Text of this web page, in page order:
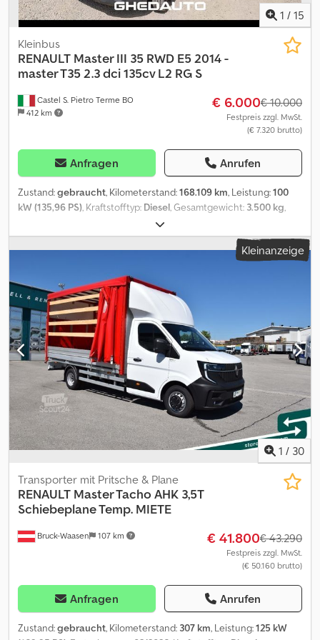
1 / 15
Castel S. Pietro Terme BO
412 km
Kleinbus
RENAULT Master III 35 RWD E5 2014 -
master T35 2.3 dci 135cv L2 RG S
€ 6.000€ 10.000
Festpreis zzgl. MwSt.
(€ 7.320 brutto)
Anfragen Anrufen
Zustand:gebraucht, Kilometerstand:168.109 km, Leistung:100
kW (135,96 PS), Kraftstofftyp: Diesel, Gesamtgewicht: 3.500 kg,
, Erstzulassung:
Emissionsklasse:Euro5, Anzahl der Sitzplätze:3, Ausstattung:ABS,
Servolenkung, Für Informationen Codpfxjwyya Rj AhgerfKleinanzeige
1 / 30
Bruck-Waasen 107 km
Transporter mit Pritsche & Plane
RENAULT Master Tacho AHK 3,5T
Schiebeplane Temp. MIETE
€ 41.800€ 43.290
Festpreis zzgl. MwSt.
(€ 50.160 brutto)
Anfragen Anrufen
Zustand:gebraucht, Kilometerstand: 307 km, Leistung:125 kW